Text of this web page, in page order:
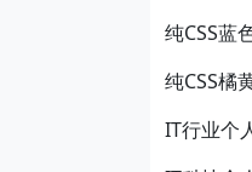
纯CSS蓝
纯CSS橘
IT行业个